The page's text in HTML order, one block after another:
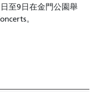
至9日在金門公園舉
。